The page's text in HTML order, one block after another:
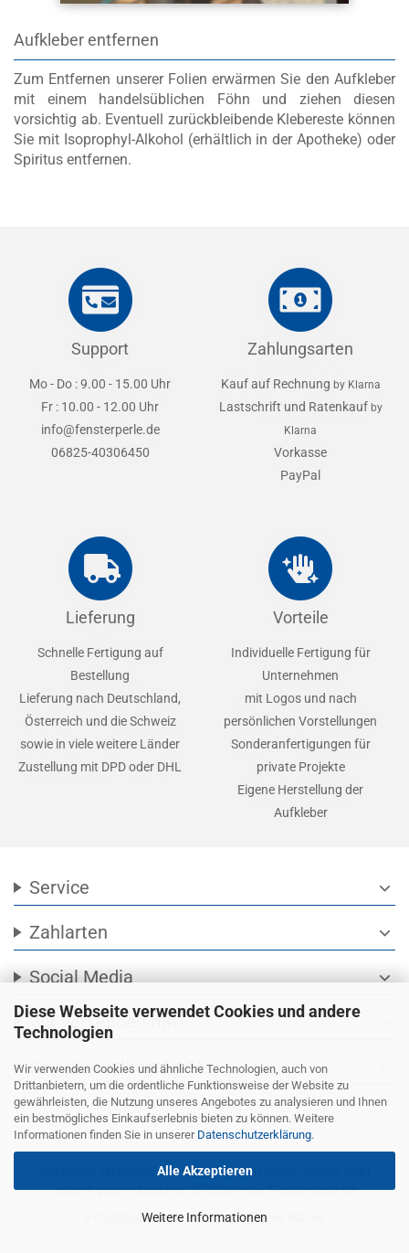
Diese Webseite verwendet Cookies und andere
Technologien
Wir verwenden Cookies und ähnliche Technologien, auch von
Drittanbietern, um die ordentliche Funktionsweise der Website zu
gewährleisten, die Nutzung unseres Angebotes zu analysieren und Ihnen
ein bestmögliches Einkaufserlebnis bieten zu können. Weitere
Informationen finden Sie in unserer Datenschutzerklärung.
Alle Akzeptieren
Weitere Informationen
Aufkleber entfernen
Zum Entfernen unserer Folien erwärmen Sie den Aufkleber
mit einem handelsüblichen Föhn und ziehen diesen
vorsichtig ab. Eventuell zurückbleibende Klebereste können
Sie mit Isoprophyl-Alkohol (erhältlich in der Apotheke) oder
Spiritus entfernen.
Support
Mo - Do : 9.00 - 15.00 Uhr
Fr : 10.00 - 12.00 Uhr
info@fensterperle.de
06825-40306450
Zahlungsarten
Kauf auf Rechnung by Klarna
Lastschrift und Ratenkauf by
Klarna
Vorkasse
PayPal
Lieferung
Schnelle Fertigung auf
Bestellung
Lieferung nach Deutschland,
Österreich und die Schweiz
sowie in viele weitere Länder
Zustellung mit DPD oder DHL
Vorteile
Individuelle Fertigung für
Unternehmen
mit Logos und nach
persönlichen Vorstellungen
Sonderanfertigungen für
private Projekte
Eigene Herstellung der
Aufkleber
Service expand_more
Zahlarten expand_more
Social Media expand_more
Wir versenden mit
Ihre persönliche Seite
Alle Preise verstehen sich inkl. Mehrwertsteuer, soweit nicht
anders gekennzeichnet. © 2026 www.Fensterperle.de
Fensterperle® ist eine eingetragene Marke